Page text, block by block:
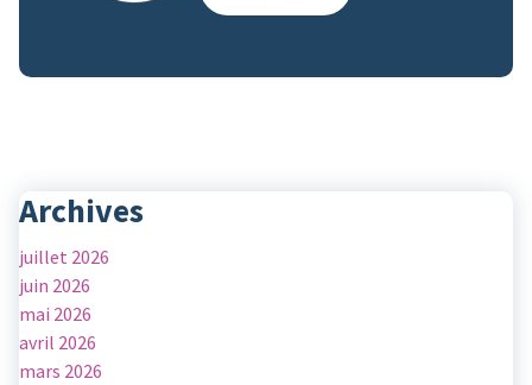
Archives
juillet 2026
juin 2026
mai 2026
avril 2026
mars 2026